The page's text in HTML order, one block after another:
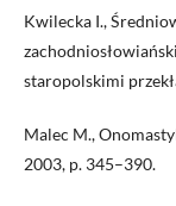
Kwilecka I.,
staropolskimi
Malec M.,
2003, p. 345–390.